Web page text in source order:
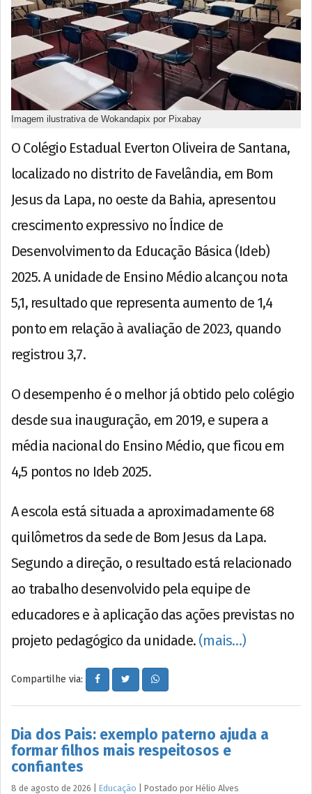
Imagem ilustrativa de Wokandapix por Pixabay
O Colégio Estadual Everton Oliveira de Santana,
localizado no distrito de Favelândia, em Bom
Jesus da Lapa, no oeste da Bahia, apresentou
crescimento expressivo no Índice de
Desenvolvimento da Educação Básica (Ideb)
2025. A unidade de Ensino Médio alcançou nota
5,1, resultado que representa aumento de 1,4
ponto em relação à avaliação de 2023, quando
registrou 3,7.
O desempenho é o melhor já obtido pelo colégio
desde sua inauguração, em 2019, e supera a
média nacional do Ensino Médio, que ficou em
4,5 pontos no Ideb 2025.
A escola está situada a aproximadamente 68
quilômetros da sede de Bom Jesus da Lapa.
Segundo a direção, o resultado está relacionado
ao trabalho desenvolvido pela equipe de
educadores e à aplicação das ações previstas no
projeto pedagógico da unidade. (mais…)
Compartilhe via:
Dia dos Pais: exemplo paterno ajuda a
formar filhos mais respeitosos e
confiantes
8 de agosto de 2026 Educação Postado por Hélio Alves